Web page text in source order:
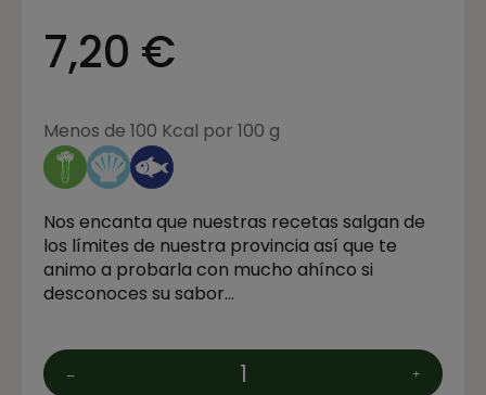
7,20 €
Menos de 100 Kcal por 100 g
Nos encanta que nuestras recetas salgan de
los límites de nuestra provincia así que te
animo a probarla con mucho ahínco si
desconoces su sabor...